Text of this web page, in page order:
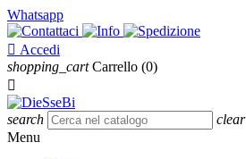
Whatsapp
 Accedi
shopping_cart Carrello (0)

search
clear
Menu